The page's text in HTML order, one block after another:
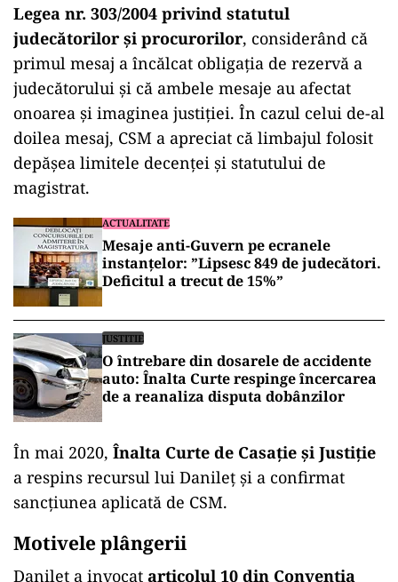
Legea nr. 303/2004 privind statutul
judecătorilor și procurorilor, considerând că
primul mesaj a încălcat obligația de rezervă a
judecătorului și că ambele mesaje au afectat
onoarea și imaginea justiției. În cazul celui de-al
doilea mesaj, CSM a apreciat că limbajul folosit
depășea limitele decenței și statutului de
magistrat.
ACTUALITATE
Mesaje anti-Guvern pe ecranele
instanțelor: ”Lipsesc 849 de judecători.
Deficitul a trecut de 15%”
JUSTITIE
O întrebare din dosarele de accidente
auto: Înalta Curte respinge încercarea
de a reanaliza disputa dobânzilor
În mai 2020, Înalta Curte de Casație și Justiție
a respins recursul lui Danileț și a confirmat
sancțiunea aplicată de CSM.
Motivele plângerii
Danileț a invocat articolul 10 din Convenția